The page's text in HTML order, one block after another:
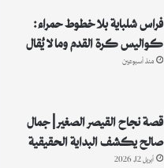
فراس شلباية بلا خطوط حمراء:
كواليس كرة القدم وما لا يُقال
منذ أسبوعين
قصة نجاح القيصر الصغير | جمال
صالح يكشف البداية الحقيقية
أبريل 12, 2026